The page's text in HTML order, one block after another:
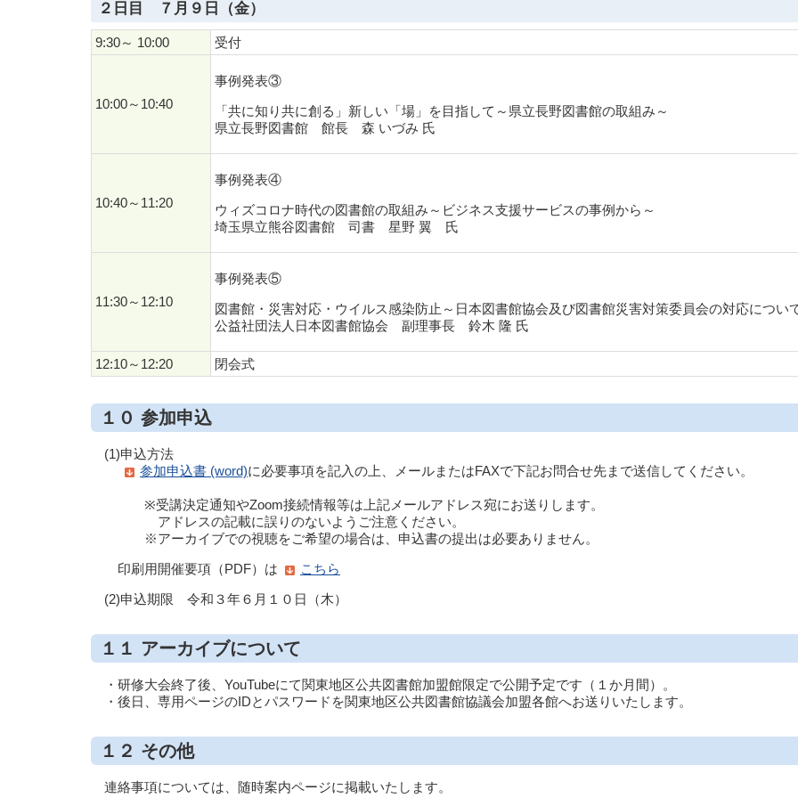
２日目 ７月９日（金）
9:30～ 10:00 受付
10:00～10:40
事例発表③
「共に知り共に創る」新しい「場」を目指して～県立長野図書館の取組み～
県立長野図書館 館長 森 いづみ 氏
10:40～11:20
事例発表④
ウィズコロナ時代の図書館の取組み～ビジネス支援サービスの事例から～
埼玉県立熊谷図書館 司書 星野 翼 氏
11:30～12:10
事例発表⑤
図書館・災害対応・ウイルス感染防止～日本図書館協会及び図書館災害対策委員会の対応につい
公益社団法人日本図書館協会 副理事長 鈴木 隆 氏
12:10～12:20 閉会式
１０ 参加申込
(1)申込方法
参加申込書 (word)に必要事項を記入の上、メールまたはFAXで下記お問合せ先まで送信してください。
※受講決定通知やZoom接続情報等は上記メールアドレス宛にお送りします。
アドレスの記載に誤りのないようご注意ください。
※アーカイブでの視聴をご希望の場合は、申込書の提出は必要ありません。
印刷用開催要項（PDF）は
こちら
(2)申込期限 令和３年６月１０日（木）
１１ アーカイブについて
・研修大会終了後、YouTubeにて関東地区公共図書館加盟館限定で公開予定です（１か月間）。
・後日、専用ページのIDとパスワードを関東地区公共図書館協議会加盟各館へお送りいたします。
１２ その他
連絡事項については、随時案内ページに掲載いたします。